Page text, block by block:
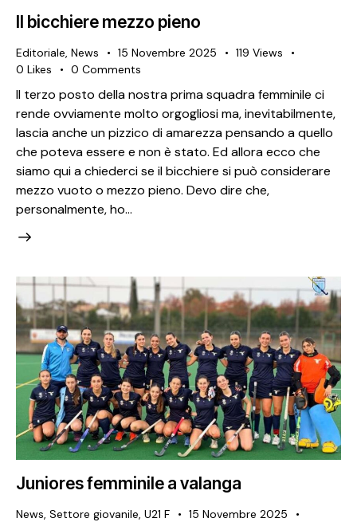
Il bicchiere mezzo pieno
Editoriale, News 15 Novembre 2025 119 Views
0 Likes 0 Comments
Il terzo posto della nostra prima squadra femminile ci
rende ovviamente molto orgogliosi ma, inevitabilmente,
lascia anche un pizzico di amarezza pensando a quello
che poteva essere e non è stato. Ed allora ecco che
siamo qui a chiederci se il bicchiere si può considerare
mezzo vuoto o mezzo pieno. Devo dire che,
personalmente, ho…
Juniores femminile a valanga
News, Settore giovanile, U21 F
15 Novembre 2025